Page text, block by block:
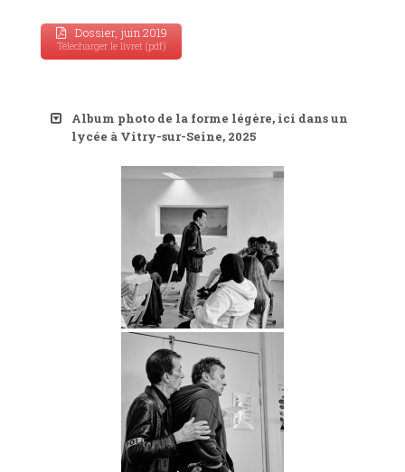
Dossier, juin 2019
Télécharger le livret (pdf)
Album photo de la forme légère, ici dans un
lycée à Vitry-sur-Seine, 2025